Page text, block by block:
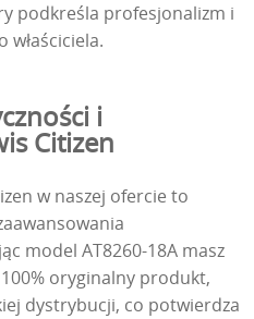
podkreśla profesjonalizm i
właściciela.
i
Citizen
w naszej ofercie to
model AT8260-18A masz
oryginalny produkt,
dystrybucji, co potwierdza